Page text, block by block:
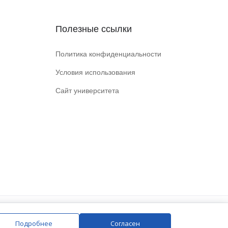
Полезные ссылки
Политика конфиденциальности
Условия использования
Сайт университета
Подробнее Согласен